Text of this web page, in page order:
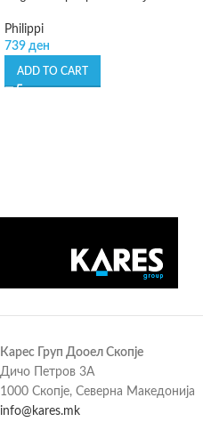
Philippi
739 ден
ADD TO CART
Карес Груп Дооел Скопје
Дичо Петров 3А
1000 Скопје, Северна Македонија
info@kares.mk